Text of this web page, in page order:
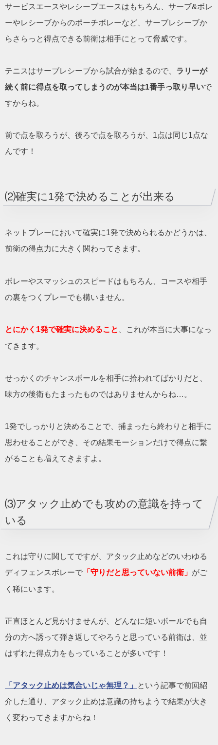
サービスエースやレシーブエースはもちろん、サーブ&ボレ
ーやレシーブからのポーチボレーなど、サーブレシーブか
らさらっと得点できる前衛は相手にとって脅威です。
テニスはサーブレシーブから試合が始まるので、 ラリーが
続く前に得点を取ってしまうのが本当は1番手っ取り早いで
すからね。
前で点を取ろうが、後ろで点を取ろうが、1点は同じ1点な
んです！
⑵確実に1発で決めることが出来る
ネットプレーにおいて確実に1発で決められるかどうかは、
前衛の得点力に大きく関わってきます。
ボレーやスマッシュのスピードはもちろん、コースや相手
の裏をつくプレーでも構いません。
とにかく1発で確実に決めること
、これが本当に大事になっ
てきます。
せっかくのチャンスボールを相手に拾われてばかりだと、
味方の後衛もたまったものではありませんからね…。
1発でしっかりと決めることで、捕まったら終わりと相手に
思わせることができ、その結果モーションだけで得点に繋
がることも増えてきますよ。
⑶アタック止めでも攻めの意識を持って
いる
これは守りに関してですが、アタック止めなどのいわゆる
ディフェンスボレーで 「守りだと思っていない前衛」 がご
く稀にいます。
正直ほとんど見かけませんが、どんなに短いボールでも自
分の方へ誘って弾き返してやろうと思っている前衛は、並
はずれた得点力をもっていることが多いです！
「アタック止めは気合いじゃ無理？」
という記事で前回紹
介した通り、アタック止めは意識の持ちようで結果が大き
く変わってきますからね！